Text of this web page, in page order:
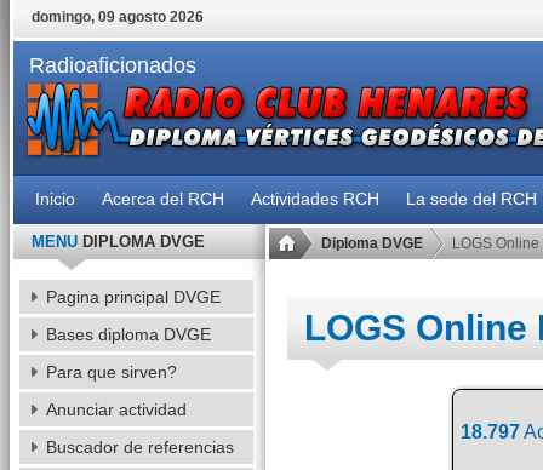
domingo, 09 agosto 2026
Radioaficionados
Inicio Acerca del RCH Actividades RCH La sede del RCH
Diploma DVGE LOGS Online
LOGS Online
18.797
MENUDIPLOMA DVGE
Pagina principal DVGE
Bases diploma DVGE
Para que sirven?
Anunciar actividad
Buscador de referencias